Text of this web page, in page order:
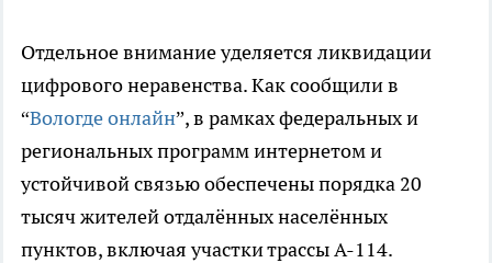
Отдельное внимание уделяется ликвидации
цифрового неравенства. Как сообщили в
“Вологде онлайн”, в рамках федеральных и
региональных программ интернетом и
устойчивой связью обеспечены порядка 20
тысяч жителей отдалённых населённых
пунктов, включая участки трассы А-114.